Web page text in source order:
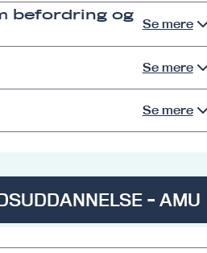
befordring og
Se mere
Se mere
Se mere
- AMU